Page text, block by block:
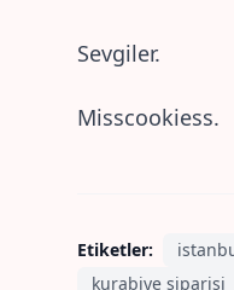
Sevgiler.
Misscookiess.
Etiketler:
kurabiye siparişi